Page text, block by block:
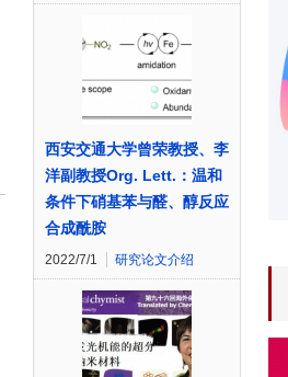
西安交通大学曾荣教授、李
洋副教授Org. Lett.：温和
条件下硝基苯与醛、醇反应
合成酰胺
2022/7/1 研究论文介绍